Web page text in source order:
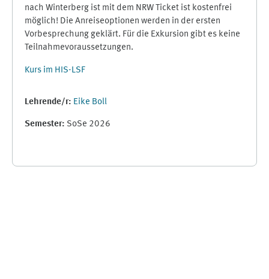
nach Winterberg ist mit dem NRW Ticket ist kostenfrei
möglich! Die Anreiseoptionen werden in der ersten
Vorbesprechung geklärt. Für die Exkursion gibt es keine
Teilnahmevoraussetzungen.
Kurs im HIS-LSF
Lehrende/r: Eike Boll
Semester: SoSe 2026